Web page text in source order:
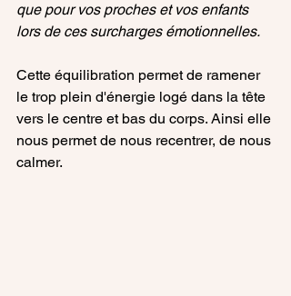
que pour vos proches et vos enfants
lors de ces surcharges émotionnelles.
Cette équilibration permet de ramener
le trop plein d'énergie logé dans la tête
vers le centre et bas du corps. Ainsi elle
nous permet de nous recentrer, de nous
calmer.